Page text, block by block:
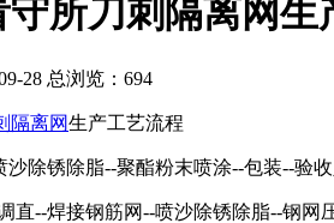
所刀刺隔离网生
28 总浏览： 694
隔离网生产工艺流程
沙除锈除脂--聚酯粉末喷涂--包装--验
直--焊接钢筋网--喷沙除锈除脂--钢网